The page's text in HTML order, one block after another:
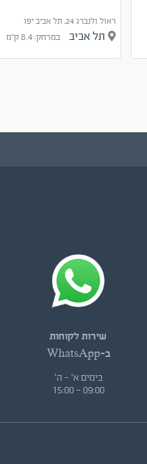
ראול ולנברג 24, תל אביב יפו
תל אביב במרחק: 8.4 ק"מ
שירות לקוחות
ב-WhatsApp
בימים א' - ה'
09:00 - 15:00